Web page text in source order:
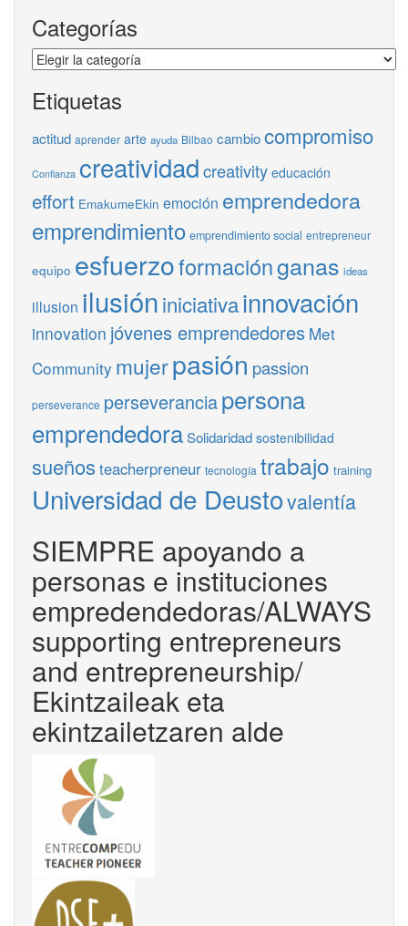
Categorías
Categorías
Etiquetas
actitud aprender arte ayuda Bilbao cambiocompromiso
Confianza creatividadcreativity educación
effort EmakumeEkin emoción emprendedora
emprendimiento emprendimiento social entrepreneur
equipo esfuerzoformaciónganas ideas
illusion ilusióniniciativainnovación
innovation jóvenes emprendedores Met
Community mujerpasión passion
perseverance perseveranciapersona
emprendedoraSolidaridad sostenibilidad
sueños teacherpreneur tecnología trabajo training
Universidad de Deustovalentía
SIEMPRE apoyando a
personas e instituciones
empredendedoras/ALWAYS
supporting entrepreneurs
and entrepreneurship/
Ekintzaileak eta
ekintzailetzaren alde